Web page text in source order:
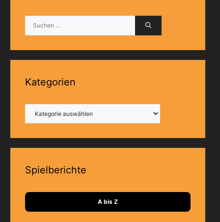
nach:
Kategorien
Spielberichte
A bis Z